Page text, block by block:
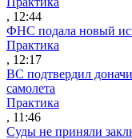
, 12:44
ФНС подала новый
Практика
, 12:17
ВС подтвердил
самолета
Практика
, 11:46
Суды не приняли